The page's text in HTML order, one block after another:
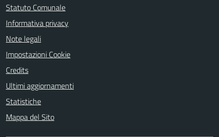
Statuto Comunale
Informativa privacy
Note legali
Impostazioni Cookie
Credits
Ultimi aggiornamenti
Statistiche
Mappa del Sito